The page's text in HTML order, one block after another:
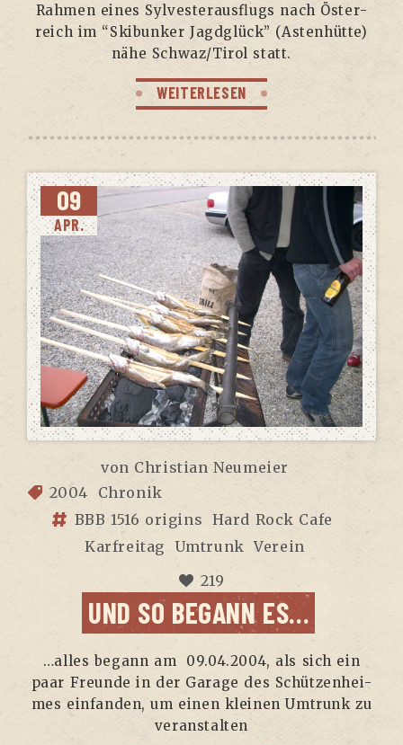
Rah­men eines Syl­ves­ter­aus­flugs nach Öster­
reich im “Skib­un­ker Jagd­glück” (Asten­hüt­te)
nähe Schwaz/Tirol statt.
WEITERLESEN
09
APR.
von Christian Neumeier
2004
Chronik
BBB 1516 origins Hard Rock Cafe
Karfreitag
Umtrunk Verein
219
UND SO BEGANN ES…
…alles begann am 09.04.2004, als sich ein
paar Freun­de in der Gara­ge des Schüt­zen­hei­
mes ein­fan­den, um einen klei­nen Umtrunk zu
veranstalten